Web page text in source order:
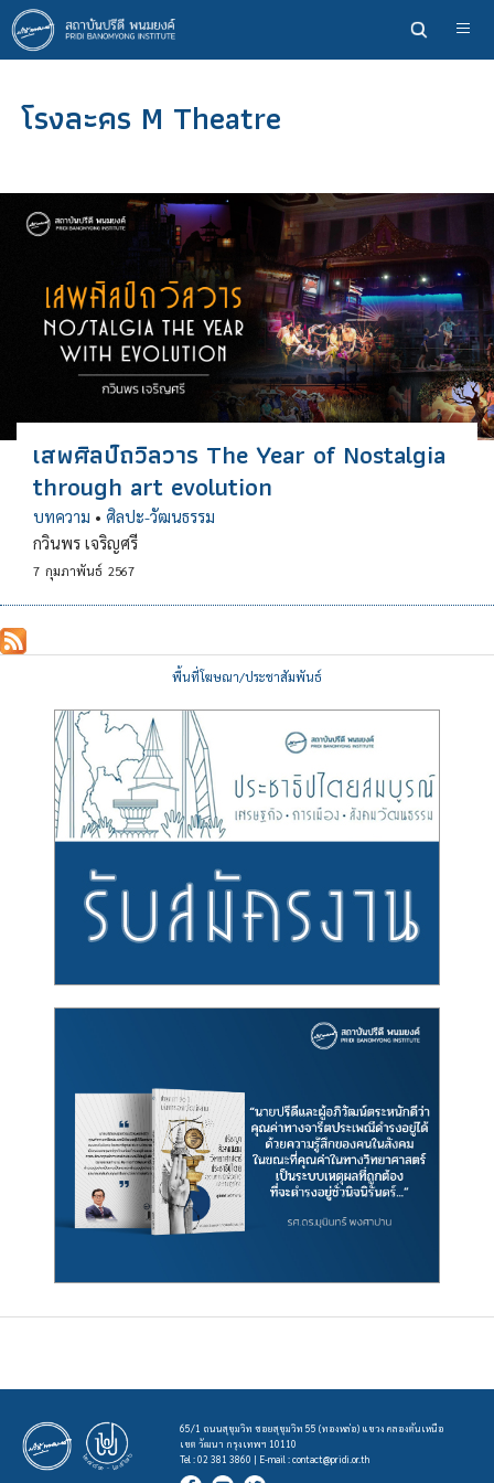
ข้าม
ไป
ยัง
หลักโรงละคร M Theatre
เสพศิลป์ถวิลวาร The Year of Nostalgia
through art evolution
บทความ • ศิลปะ-วัฒนธรรม
กวินพร เจริญศรี
7 กุมภาพันธ์ 2567
พื้นที่โฆษณา/ประชาสัมพันธ์
65/1 ถนนสุขุมวิท ซอยสุขุมวิท 55 (ทองหล่อ) แขวง คลองตันเหนือ
เขต วัฒนา กรุงเทพฯ 10110
Tel : 02 381 3860 | E-mail :contact@pridi.or.th